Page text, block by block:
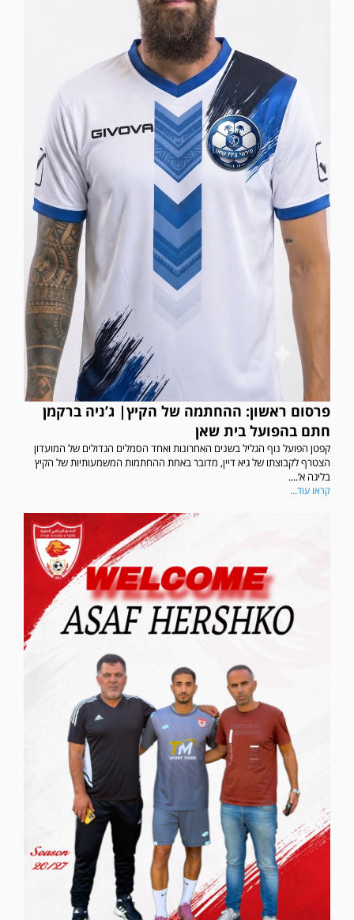
פרסום ראשון: ההחתמה של הקיץ| ג’ניה ברקמן
חתם בהפועל בית שאן
קפטן הפועל נוף הגליל בשנים האחרונות ואחד הסמלים הגדולים של המועדון
הצטרף לקבוצתו של גיא דיין, מדובר באחת ההחתמות המשמעותיות של הקיץ
בליגה א’....
קראו עוד...